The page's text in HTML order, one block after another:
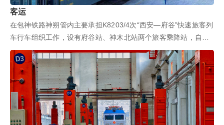
客运
在包神铁路神朔管内主要承担K8203/4次“西安—府谷”快速旅客列
车行车组织工作，设有府谷站、神木北站两个旅客乘降站，自
2015年7月10日开通运行以来，...